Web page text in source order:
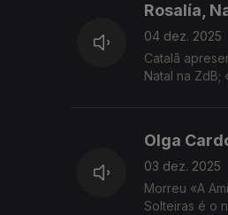
Rosalía,
04 dez. 2025
Catalã
Natal na ZdB;
Olga
03 dez. 2025
Morreu «A
Solteiras é o